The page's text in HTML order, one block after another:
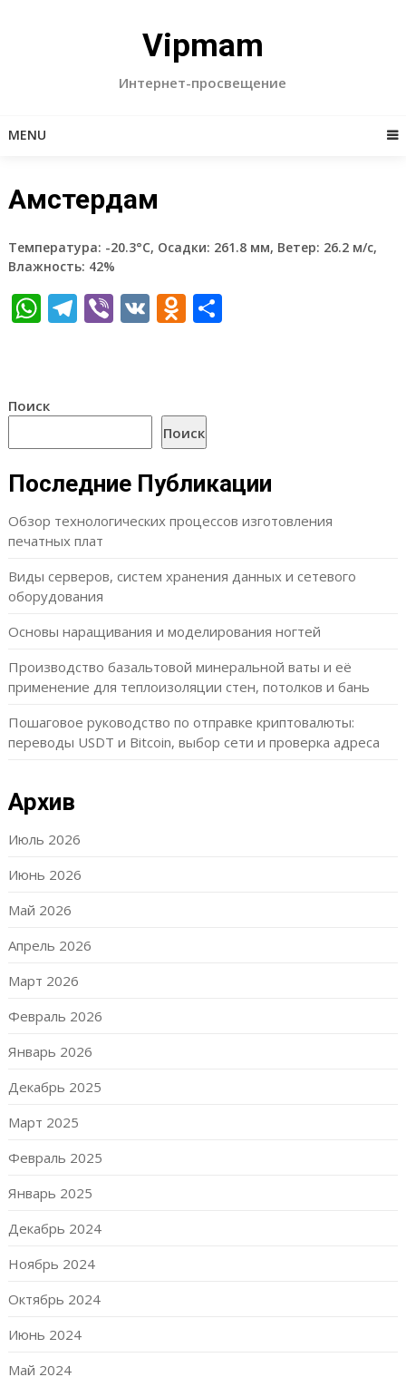
Vipmam
Интернет-просвещение
MENU
Амстердам
Температура: -20.3°C, Осадки: 261.8 мм, Ветер: 26.2 м/с,
Влажность: 42%
WhatsApp
Telegram
Viber
VKOdnoklassniki
Отправить
Поиск
Поиск
Последние Публикации
Обзор технологических процессов изготовления
печатных плат
Виды серверов, систем хранения данных и сетевого
оборудования
Основы наращивания и моделирования ногтей
Производство базальтовой минеральной ваты и её
применение для теплоизоляции стен, потолков и бань
Пошаговое руководство по отправке криптовалюты:
переводы USDT и Bitcoin, выбор сети и проверка адреса
Архив
Июль 2026
Июнь 2026
Май 2026
Апрель 2026
Март 2026
Февраль 2026
Январь 2026
Декабрь 2025
Март 2025
Февраль 2025
Январь 2025
Декабрь 2024
Ноябрь 2024
Октябрь 2024
Июнь 2024
Май 2024